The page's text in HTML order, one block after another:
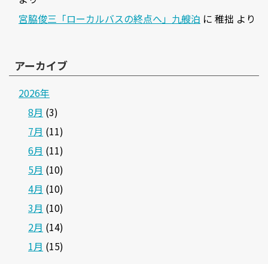
宮脇俊三「ローカルバスの終点へ」九艘泊 に 稚拙 より
アーカイブ
2026年
8月 (3)
7月 (11)
6月 (11)
5月 (10)
4月 (10)
3月 (10)
2月 (14)
1月 (15)